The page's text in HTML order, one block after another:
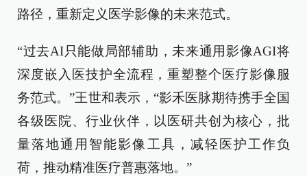
路径，重新定义医学影像的未来范式。
“过去AI只能做局部辅助，未来通用影像AGI将
深度嵌入医技护全流程，重塑整个医疗影像服
务范式。”王世和表示，“影禾医脉期待携手全国
各级医院、行业伙伴，以医研共创为核心，批
量落地通用智能影像工具，减轻医护工作负
荷，推动精准医疗普惠落地。”